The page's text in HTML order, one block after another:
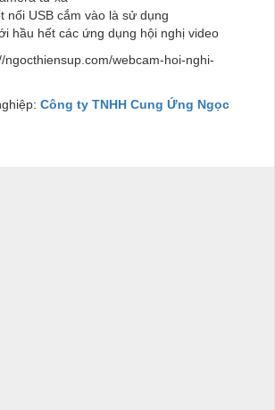
nối USB cắm vào là sử dụng
hầu hết các ứng dụng hội nghị video
ngocthiensup.com/webcam-hoi-nghi-
Công ty TNHH Cung Ứng Ngọc